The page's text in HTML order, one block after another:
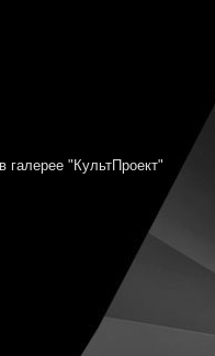
галерее "КультПроект"